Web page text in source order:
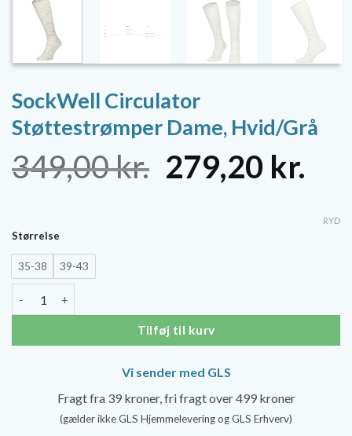
SockWell Circulator
Støttestrømper Dame, Hvid/Grå
349,00kr. Den
279,20 kr.
Størrelse
35-38 39-43
RYD
Tilføj til kurv
Vi sender med GLS
Fragt fra 39 kroner, fri fragt over 499 kroner
(gælder ikke GLS Hjemmelevering og GLS Erhverv)